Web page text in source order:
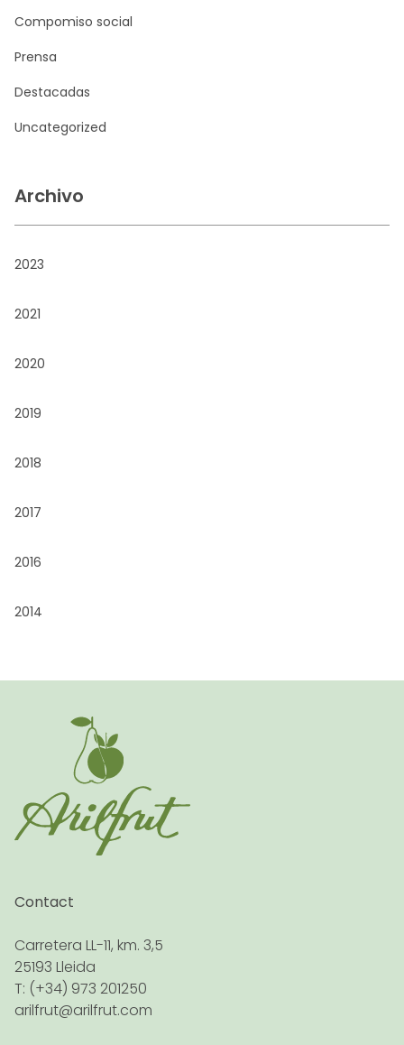
Compomiso social
Prensa
Destacadas
Uncategorized
Archivo
2023
2021
2020
2019
2018
2017
2016
2014
Contact
Carretera LL-11, km. 3,5
25193 Lleida
T: (+34) 973 201250
arilfrut@arilfrut.com